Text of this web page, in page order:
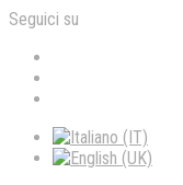
Seguici su